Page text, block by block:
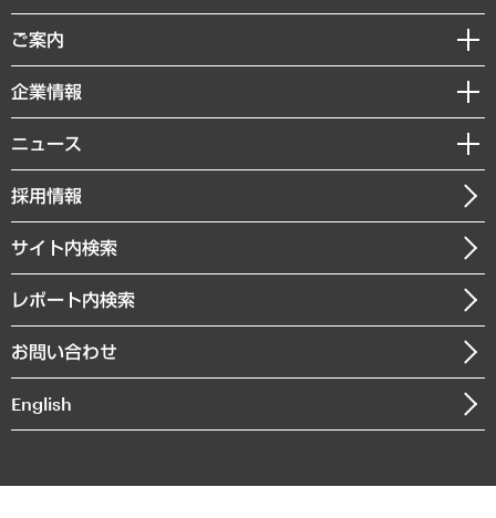
組織・人事戦略
デジタルイノベーション
共生・ダイバーシティ
GRC（ガバナンス・リスク・コンプライアンス）・防災（政策）
経済・産業・雇用・労働
まちづくり・観光・交通・スポーツ・スマートシティ
自然資源・農林水産業・食料システム
経済調査
レポート
コラム
経営用語集
受託・受注実績（官公庁関連）
メディア掲載・出演
ご案内
セミナー・イベント情報
MUFGビジネスセミナー
受託案件情報
企業情報
私たちの想い
社長メッセージ
会社概要
沿革
組織図・本部部室紹介
インドネシア現地法人
個人情報保護方針
ニュース
ニュースリリース
お知らせ
採用情報
サイト内検索
レポート内検索
お問い合わせ
English